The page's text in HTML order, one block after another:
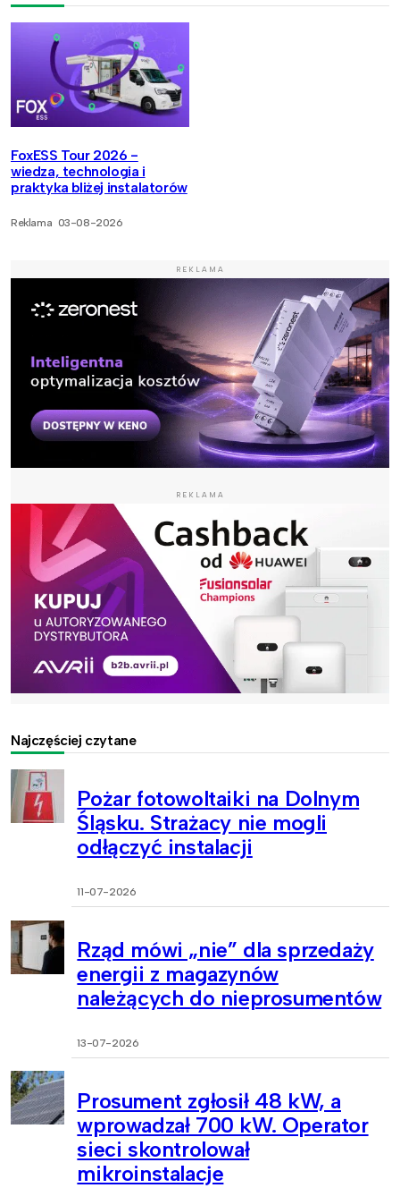
FoxESS Tour 2026 -
wiedza, technologia i
praktyka bliżej instalatorów
Reklama 03-08-2026
REKLAMA
REKLAMA
Najczęściej czytane
Pożar fotowoltaiki na Dolnym
Śląsku. Strażacy nie mogli
odłączyć instalacji
11-07-2026
Rząd mówi „nie” dla sprzedaży
energii z magazynów
należących do nieprosumentów
13-07-2026
Prosument zgłosił 48 kW, a
wprowadzał 700 kW. Operator
sieci skontrolował
mikroinstalacje